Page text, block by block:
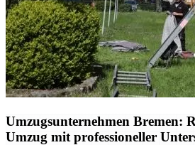
Umzugsunternehmen Bremen:
Umzug mit professioneller